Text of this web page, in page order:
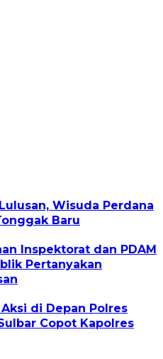
Wisuda Perdana
Baru
Inspektorat dan PDAM
Pertanyakan
di Depan Polres
Copot Kapolres